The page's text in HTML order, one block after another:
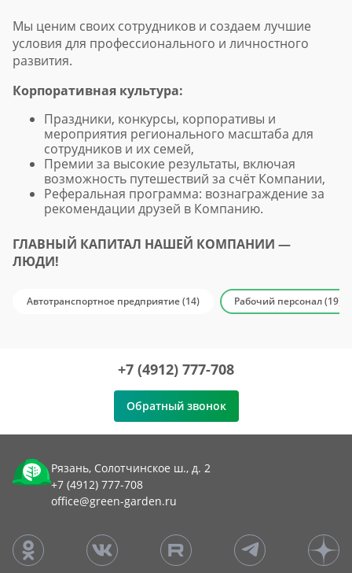
Мы ценим своих сотрудников и создаем лучшие
условия для профессионального и личностного
развития.
Корпоративная культура:
Праздники, конкурсы, корпоративы и
мероприятия регионального масштаба для
сотрудников и их семей,
Премии за высокие результаты, включая
возможность путешествий за счёт Компании,
Реферальная программа: вознаграждение за
рекомендации друзей в Компанию.
ГЛАВНЫЙ КАПИТАЛ НАШЕЙ КОМПАНИИ —
ЛЮДИ!
Автотранспортное предприятие (14) Рабочий персонал (19)
+7 (4912) 777-708
Обратный звонок
Рязань, Солотчинское ш., д. 2
+7 (4912) 777-708
office@green-garden.ru